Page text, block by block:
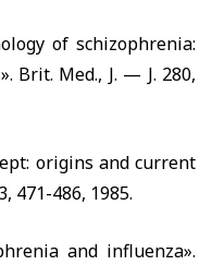
of schizophrenia:
Brit. Med., J. — J. 280,
origins and current
3, 471-486, 1985.
and influenza».